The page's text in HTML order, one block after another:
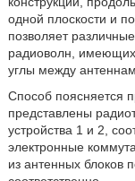
одной плоскости и
позволяет
радиоволн,
углы между
Способ поясняется
представлены
устройства 1 и 2,
электронные
из антенных блоков